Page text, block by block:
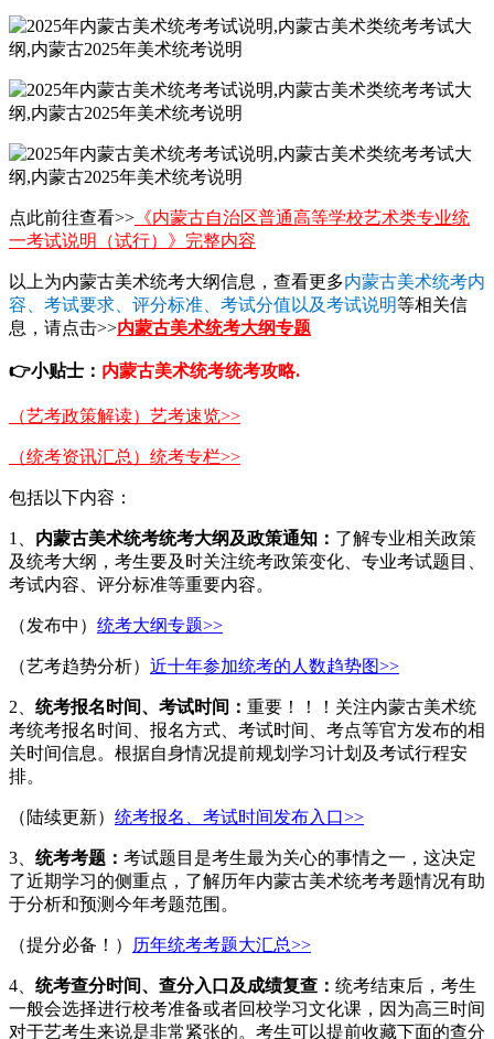
点此前往查看>> 《内蒙古自治区普通高等学校艺术类专业统
一考试说明（试行）》完整内容
以上为内蒙古美术统考大纲信息，查看更多内蒙古美术统考内
容、考试要求、评分标准、考试分值以及考试说明等相关信
息，请点击>>内蒙古美术统考大纲专题
👉小贴士： 内蒙古美术统考统考攻略.
（艺考政策解读）艺考速览>>
（统考资讯汇总）统考专栏>>
包括以下内容：
1、 内蒙古美术统考统考大纲及政策通知： 了解专业相关政策
及统考大纲，考生要及时关注统考政策变化、专业考试题目、
考试内容、评分标准等重要内容。
（发布中） 统考大纲专题>>
（艺考趋势分析） 近十年参加统考的人数趋势图>>
2、 统考报名时间、考试时间： 重要！！！关注内蒙古美术统
考统考报名时间、报名方式、考试时间、考点等官方发布的相
关时间信息。根据自身情况提前规划学习计划及考试行程安
排。
（陆续更新） 统考报名、考试时间发布入口>>
3、 统考考题： 考试题目是考生最为关心的事情之一，这决定
了近期学习的侧重点，了解历年内蒙古美术统考考题情况有助
于分析和预测今年考题范围。
（提分必备！） 历年统考考题大汇总>>
4、 统考查分时间、查分入口及成绩复查： 统考结束后，考生
一般会选择进行校考准备或者回校学习文化课，因为高三时间
对于艺考生来说是非常紧张的。考生可以提前收藏下面的查分